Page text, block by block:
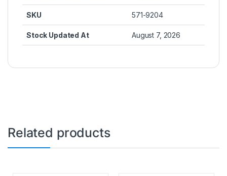
SKU 571-9204
Stock Updated At August 7, 2026
Related products